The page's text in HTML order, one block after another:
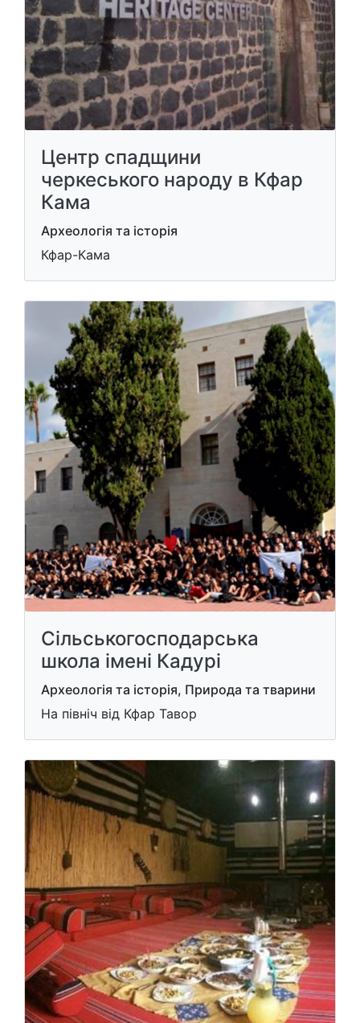
Центр спадщини
черкеського народу в Кфар
Кама
Археологія та історія
Кфар-Кама
Сільськогосподарська
школа імені Кадурі
Археологія та історія, Природа та тварини
На північ від Кфар Тавор